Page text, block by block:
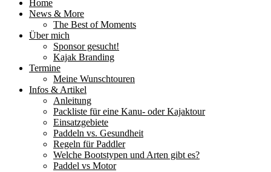
Home
News & More
The Best of Moments
Über mich
Sponsor gesucht!
Kajak Branding
Termine
Meine Wunschtouren
Infos & Artikel
Anleitung
Packliste für eine Kanu- oder Kajaktour
Einsatzgebiete
Paddeln vs. Gesundheit
Regeln für Paddler
Welche Bootstypen und Arten gibt es?
Paddel vs Motor